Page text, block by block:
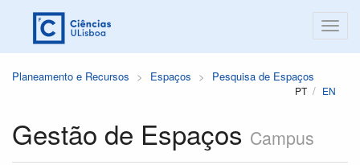
Planeamento e Recursos Espaços Pesquisa de Espaços
PT EN
Gestão de Espaços Campus